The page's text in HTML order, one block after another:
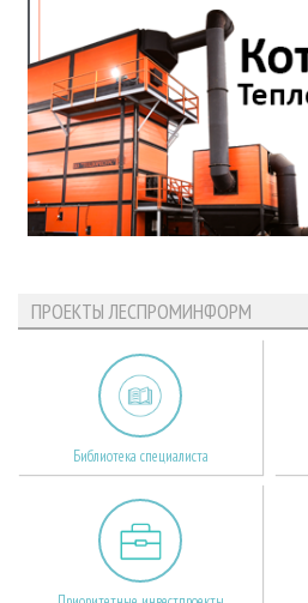
ПРОЕКТЫ ЛЕСПРОМИНФОРМ
Библиотека специалиста